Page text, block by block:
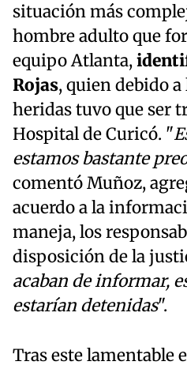
situación más
hombre adulto que
equipo Atlanta,
Rojas, quien debido a
heridas tuvo que ser
Hospital de Curicó. "
estamos bastante
comentó Muñoz,
acuerdo a la
maneja, los
disposición de la
acaban de informar,
estarían detenidas".
Tras este lamentable